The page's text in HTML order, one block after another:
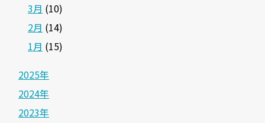
3月 (10)
2月 (14)
1月 (15)
2025年
2024年
2023年